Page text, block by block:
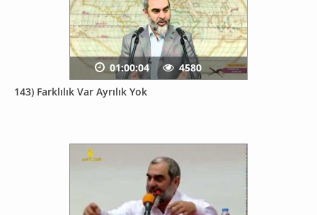
143) Farklılık Var Ayrılık Yok
01:00:04 4580